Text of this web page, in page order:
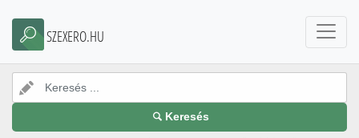
SZEXERO.HU
Keresés